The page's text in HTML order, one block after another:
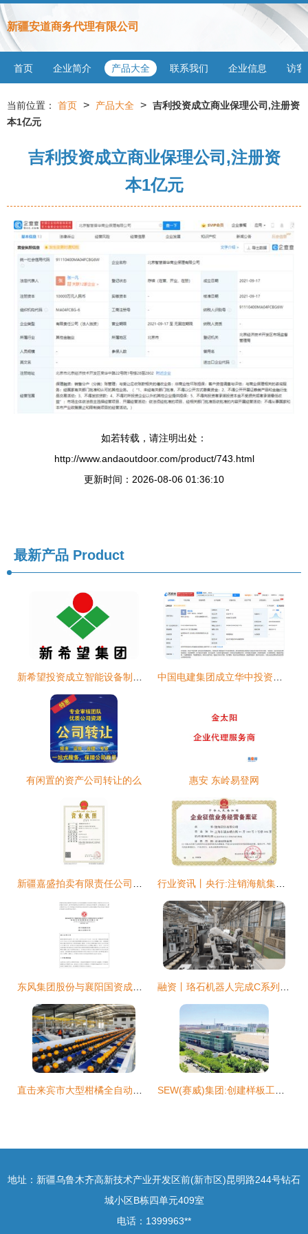
新疆安道商务代理有限公司
首页 企业简介 产品大全 联系我们 企业信息 访客
当前位置： 首页 > 产品大全 > 吉利投资成立商业保理公司,注册资
本1亿元
吉利投资成立商业保理公司,注册资
本1亿元
如若转载，请注明出处：
http://www.andaoutdoor.com/product/743.html
更新时间：2026-08-06 01:36:10
最新产品 Product
新希望投资成立智能设备制造公司,注册资本1亿元 中国电建集团成立华中投资公司,注册资本50亿
有闲置的资产公司转让的么 惠安 东岭易登网
新疆嘉盛拍卖有限责任公司喀什拍卖分公司15 行业资讯丨央行:注销海航集团旗下企业征信备案资格
东风集团股份与襄阳国资成立新公司 注册资本为84.7亿元 融资丨珞石机器人完成C系列超3亿融资,深创投集团和远翼投资联合领投
直击来宾市大型柑橘全自动化分拣现场!这里的水果多数远销海外!" href=" SEW(赛威)集团:创建样板工厂 赋能智能制造
地址：新疆乌鲁木齐高新技术产业开发区前(新市区)昆明路244号钻石
城小区B栋四单元409室
电话：1399963**